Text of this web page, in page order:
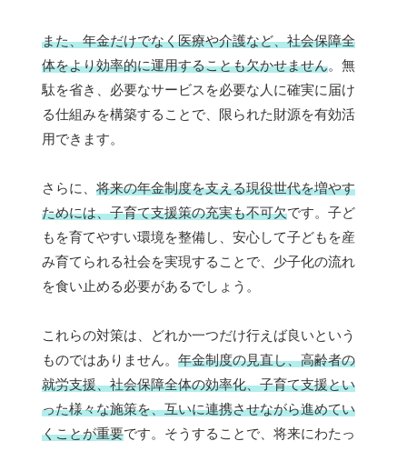
また、年金だけでなく医療や介護など、社会保障全
体をより効率的に運用することも欠かせません。無
駄を省き、必要なサービスを必要な人に確実に届け
る仕組みを構築することで、限られた財源を有効活
用できます。
さらに、 将来の年金制度を支える現役世代を増やす
ためには、子育て支援策の充実も不可欠です。子ど
もを育てやすい環境を整備し、安心して子どもを産
み育てられる社会を実現することで、少子化の流れ
を食い止める必要があるでしょう。
これらの対策は、どれか一つだけ行えば良いという
ものではありません。 年金制度の見直し、高齢者の
就労支援、社会保障全体の効率化、子育て支援とい
った様々な施策を、互いに連携させながら進めてい
くことが重要です。そうすることで、将来にわたっ